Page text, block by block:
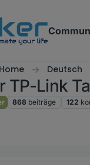
Deutsch
TP-Link
868 beiträge 122